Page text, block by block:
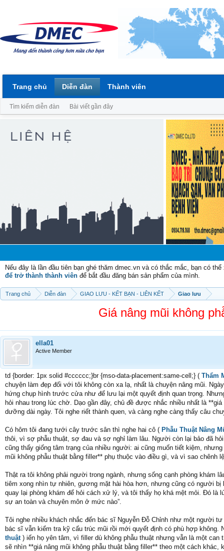
Nếu đây là lần đầu tiên bạn ghé thăm dmec.vn và có thắc mắc, bạn có
để trở thành thành viên để bắt đầu đăng bán sản phẩm của mình.
Trang chủ Diễn đàn GIAO LƯU - KẾT BẠN - LIÊN KẾT Giao lưu
Giá nâng mũi không
ella01
Active Member
td {border: 1px solid #cccccc;}br {mso-data-placement:same-cell;} ( Thẩm
chuyện làm đẹp đối với tôi không còn xa lạ, nhất là chuyện nâng mũi.
hứng chụp hình trước cửa như để lưu lại một quyết định quan trọng.
hỏi nhau trong lúc chờ. Dạo gần đây, chủ đề được nhắc nhiều nhất là
dưỡng dài ngày. Tôi nghe riết thành quen, và càng nghe càng thấy câu
Có hôm tôi đang tưới cây trước sân thì nghe hai cô ( Phẫu Thuật Nâng
thôi, vì sợ phẫu thuật, sợ đau và sợ nghỉ làm lâu. Người còn lại bảo đã
cũng thấy giống tâm trạng của nhiều người: ai cũng muốn tiết kiệm,
mũi không phẫu thuật bằng filler** phụ thuộc vào điều gì, và vì sao chênh
Thật ra tôi không phải người trong ngành, nhưng sống cạnh phòng khám
tiêm xong nhìn tự nhiên, gương mặt hài hòa hơn, nhưng cũng có người
quay lại phòng khám để hỏi cách xử lý, và tôi thấy họ khá mệt mỏi. Đó là
sự an toàn và chuyên môn ở mức nào”.
Tôi nghe nhiều khách nhắc đến bác sĩ Nguyễn Đỗ Chỉnh như một người
bác sĩ vẫn kiểm tra kỹ cấu trúc mũi rồi mới quyết định có phù hợp
thuật) iến họ yên tâm, vì filler dù không phẫu thuật nhưng vẫn là một
sẽ nhìn **giá nâng mũi không phẫu thuật bằng filler** theo một cách
Trang chủ Diễn đàn
Tìm kiếm diễn đàn Bài viết gần đây
Thành viên